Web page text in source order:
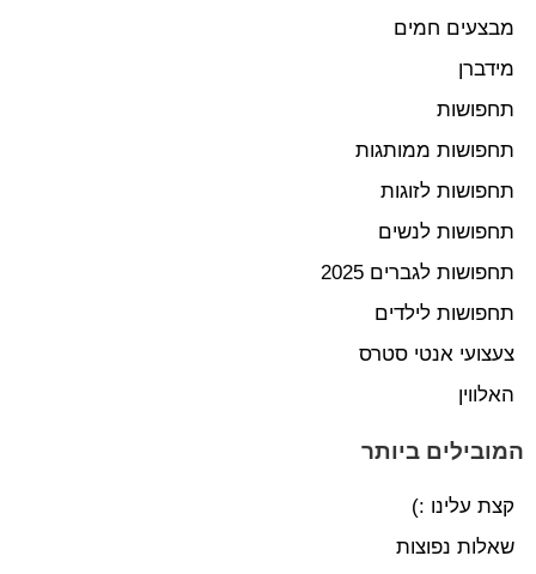
מבצעים חמים
מידברן
תחפושות
תחפושות ממותגות
תחפושות לזוגות
תחפושות לנשים
תחפושות לגברים 2025
תחפושות לילדים
צעצועי אנטי סטרס
האלווין
המובילים ביותר
קצת עלינו :)
שאלות נפוצות